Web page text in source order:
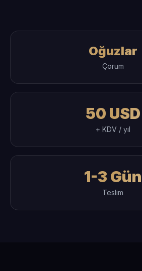
Oğuzlar
Çorum
50 USD
+ KDV / yıl
1-3 Gün
Teslim